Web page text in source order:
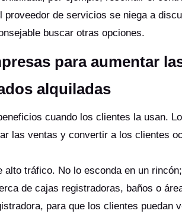
de servicios se niega a
buscar otras opciones.
para aumentar
alquiladas
cuando los clientes la usan.
las ventas y convertir a los clientes
tráfico. No lo esconda en un
de cajas registradoras, baños o
para que los clientes puedan